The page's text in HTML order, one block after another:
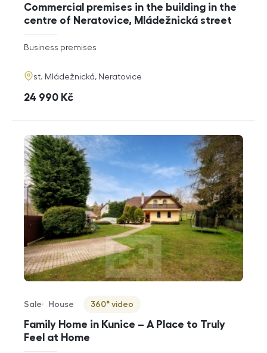
Commercial premises in the building in the
centre of Neratovice, Mládežnická street
rozměry
disposition
Business premises
adresa
st. Mládežnická, Neratovice
cena
24 990 Kč
Family Home in Kunice – A Place to Truly
Feel at Home
Offer type
Sale
Property type
House
Virtuální prohlídka
360° video